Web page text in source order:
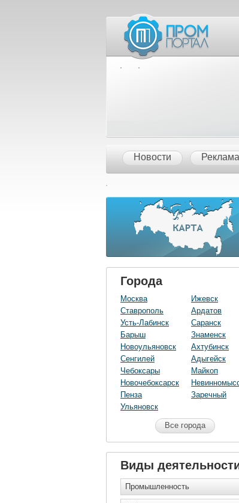
Новости Реклама
Города
Москва
Ставрополь
Усть-Лабинск
Барыш
Новоульяновск
Сенгилей
Чебоксары
Новочебоксарск
Пенза
Ульяновск
Ижевск
Ардатов
Саранск
Знаменск
Ахтубинск
Адыгейск
Майкоп
Заречный
Все города
Виды
Промышленность